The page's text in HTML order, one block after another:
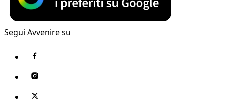
Segui Avvenire su